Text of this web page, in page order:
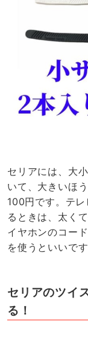
セリアには、大
いて、大きいほ
100円です。テ
るときは、太く
イヤホンのコー
を使うといいです
セリアのツイ
る！